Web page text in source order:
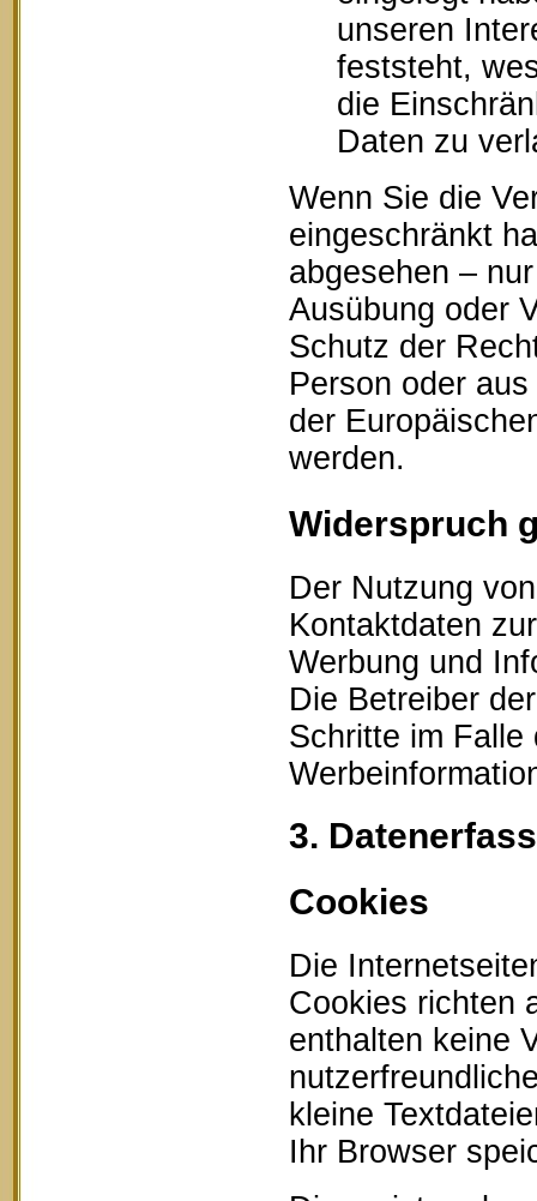
unseren
feststeht,
die
Daten zu
Wenn Sie die
eingeschränkt
abgesehen –
Ausübung oder
Schutz der
Person oder
der
werden.
Widerspruch
Der Nutzung
Kontaktdaten
Werbung und
Die Betreiber
Schritte im Falle
3.
Cookies
Die
Cookies richten
enthalten keine
kleine
Ihr Browser